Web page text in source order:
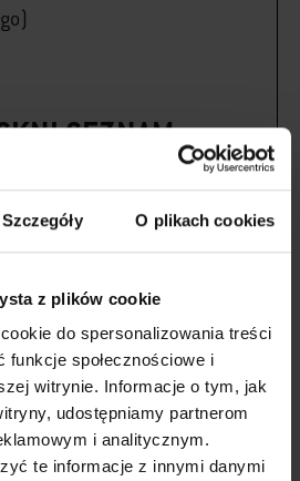
Szczegóły O plikach cookies
z plików cookie
do spersonalizowania treści
funkcje społecznościowe i
witrynie. Informacje o tym, jak
udostępniamy partnerom
i analitycznym.
te informacje z innymi danymi
SEZNAM
Wyposaż
narzędzia
Pojemnik na
drewienka
do